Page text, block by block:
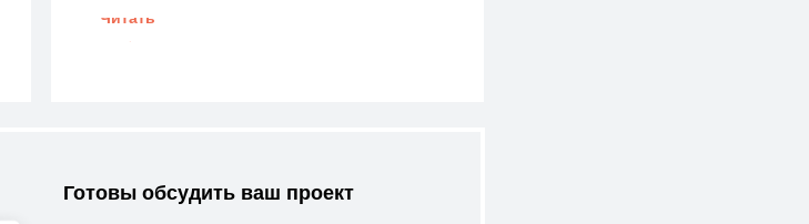
Читать
→
Готовы обсудить ваш проект